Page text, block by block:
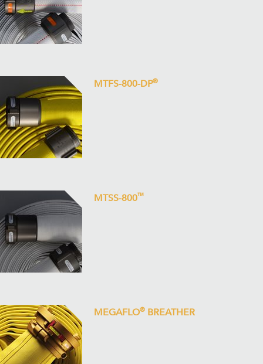
MTFS-800-DP®
MTSS-800™
MEGAFLO® BREATHER